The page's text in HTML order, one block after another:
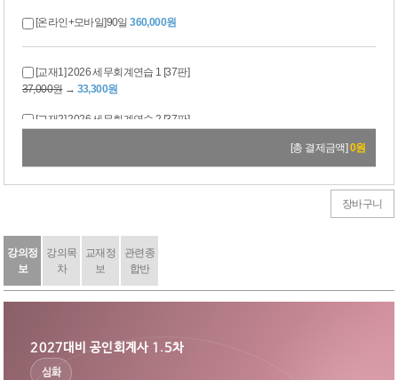
[온라인+모바일]90일360,000원
[교재1] 2026 세무회계연습 1 [37판]
37,000원→ 33,300원
[교재2] 2026 세무회계연습 2 [37판]
[교재3] 2026 세법 워크북 1 [20판]
27,000원→24,300원
[총 결제금액] 0원
장바구니
강의정
보
강의목
차
교재정
보
관련종
합반
2027대비 공인회계사 1.5차
심화